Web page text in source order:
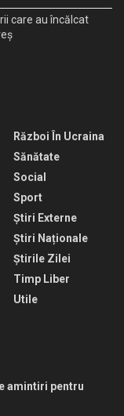
care au încălcat
Război În Ucraina
Sănătate
Social
Sport
Știri Externe
Știri Naționale
Știrile Zilei
Timp Liber
Utile
amintiri pentru